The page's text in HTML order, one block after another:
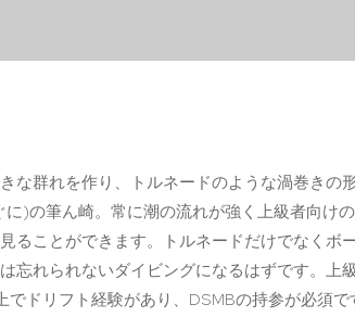
な群れを作り、トルネードのような渦巻きの
)の筆ん崎。常に潮の流れが強く上級者向け
ることができます。トルネードだけでなくボ
忘れられないダイビングになるはずです。上
ドリフト経験があり、DSMBの持参が必須で